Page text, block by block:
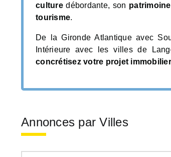
culturedébordante, son
tourisme.
De la Gironde Atlantique avec
Intérieure avec les villes de
concrétisez votre projet
Annonces par Villes